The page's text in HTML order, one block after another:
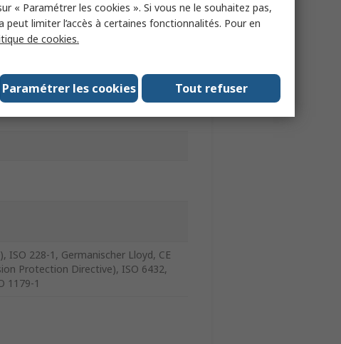
Direct, Foot, Rear
ISO 228-1, Germanischer Lloyd, CE
Protection Directive), ISO 6432,
1179-1
« Paramétrer les cookies ». Si vous ne le souhaitez pas,
peut limiter l’accès à certaines fonctionnalités. Pour en
de cookies.
Paramétrer les cookies Tout refuser